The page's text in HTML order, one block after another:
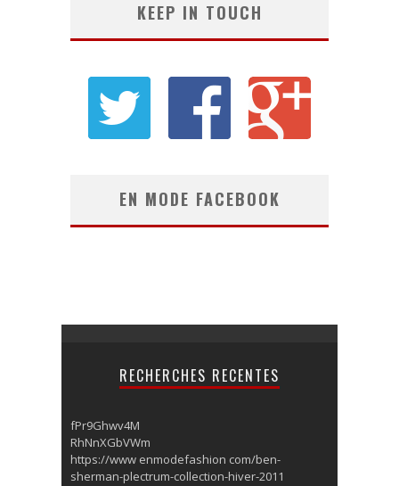
KEEP IN TOUCH
EN MODE FACEBOOK
RECHERCHES RECENTES
fPr9Ghwv4M
RhNnXGbVWm
https://www enmodefashion com/ben-
sherman-plectrum-collection-hiver-2011